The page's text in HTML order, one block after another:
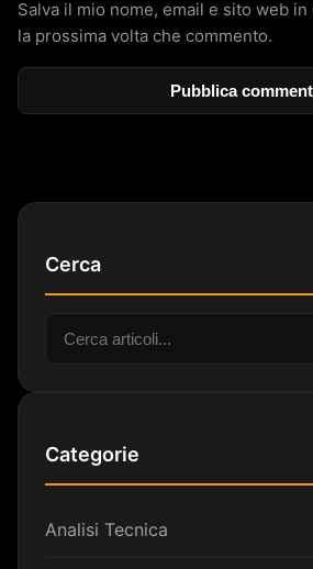
Salva il mio nome, email e sito web
la prossima volta che commento.
Cerca
Cerca:
Categorie
Analisi Tecnica